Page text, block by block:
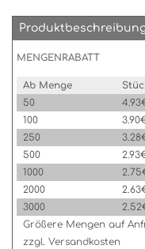
MENGENRABATT
Ab Menge
50
100
250
500
1000
2000
3000
Größere Mengen auf
zzgl. Versandkosten